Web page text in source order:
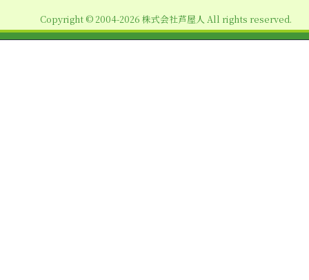
Copyright © 2004-2026 株式会社芦屋人 All rights reserved.